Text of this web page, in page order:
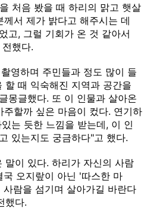
처음 봤을 때 하리의 맑고 햇살
서 제가 밝다고 해주시는 데
고, 그럴 기회가 온 것 같아서
했다.
영하며 주민들과 정도 많이 들
할 때 익숙해진 지역과 공간을
몽글했다. 또 이 인물과 살아온
할까 싶은 마음이 컸다. 연기하
는 듯한 느낌을 받는데, 이 인
있는지도 궁금하다"고 했다.
말이 있다. 하리가 자신의 사람
오지랖이 아닌 '따스한 마
람을 섬기며 살아가길 바란다
했다.